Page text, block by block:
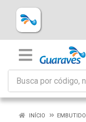
INÍCIO